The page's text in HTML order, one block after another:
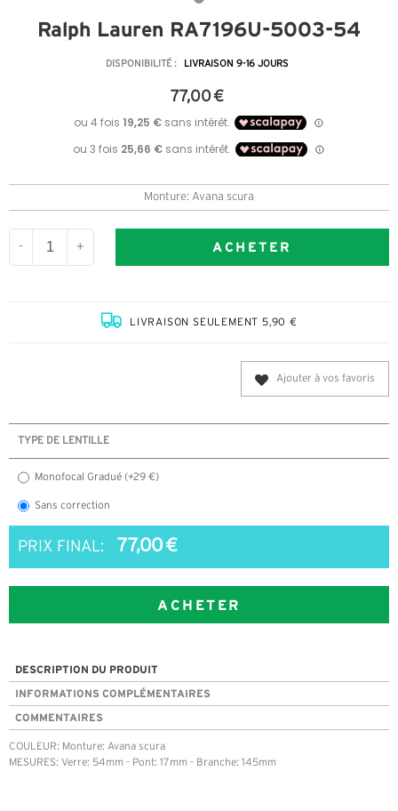
Ralph Lauren RA7196U-5003-54
DISPONIBILITÉ : LIVRAISON 9-16 JOURS
77,00 €
Monture: Avana scura
- + ACHETER
LIVRAISON SEULEMENT 5,90 €
Ajouter à vos favoris
TYPE DE LENTILLE
Monofocal Gradué (+29 €)
Sans correction
PRIX FINAL: 77,00 €
ACHETER
DESCRIPTION DU PRODUIT
INFORMATIONS COMPLÉMENTAIRES
COMMENTAIRES
COULEUR: Monture: Avana scura
MESURES: Verre: 54mm - Pont: 17mm - Branche: 145mm